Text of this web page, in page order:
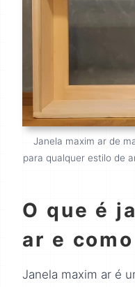
Janela maxim ar de
para qualquer estilo de
O que é
ar e
Janela maxim ar é